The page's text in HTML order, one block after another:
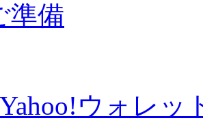
準備
Yahoo!ウォレッ